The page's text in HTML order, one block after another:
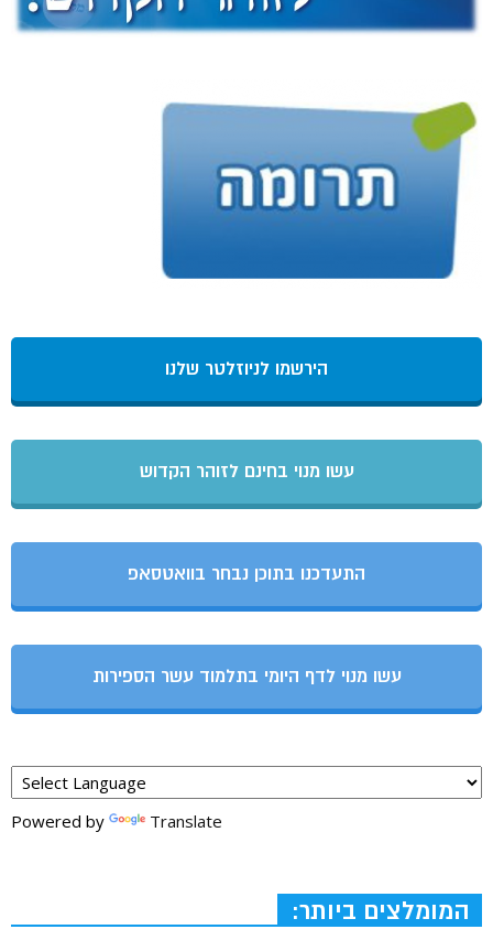
הירשמו לניוזלטר שלנו
עשו מנוי בחינם לזוהר הקדוש
התעדכנו בתוכן נבחר בוואטסאפ
עשו מנוי לדף היומי בתלמוד עשר הספירות
Powered by Translate
המומלצים ביותר: